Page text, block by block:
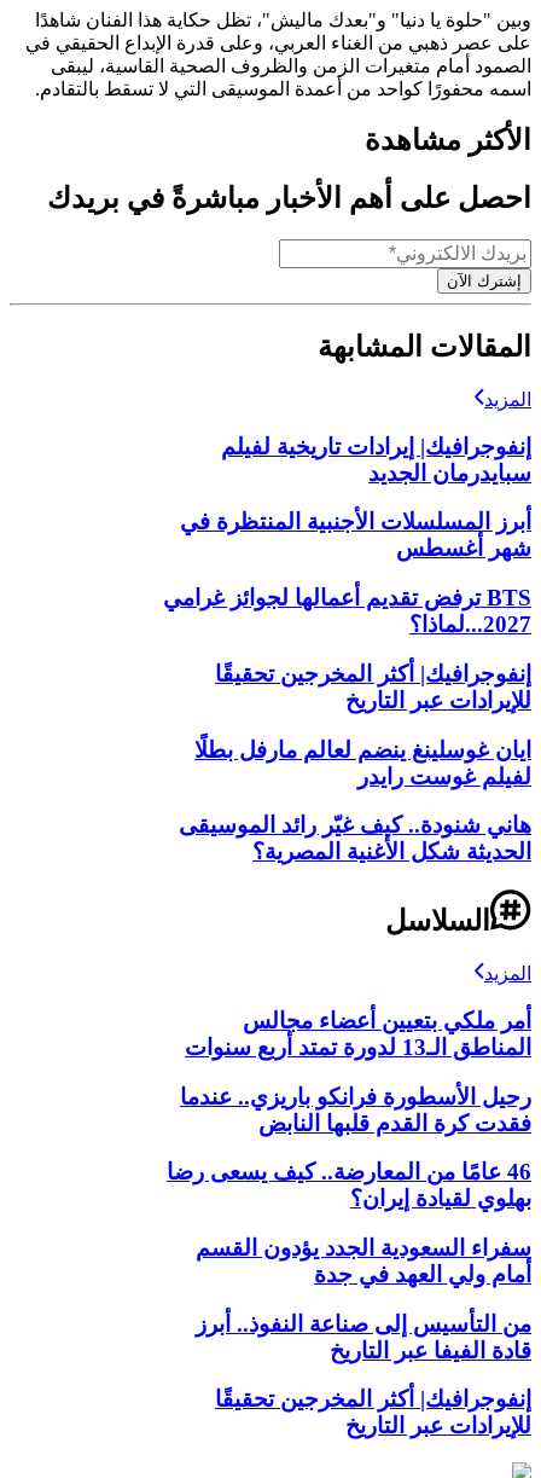
وبين "حلوة يا دنيا" و"بعدك ماليش"، تظل حكاية هذا الفنان شاهدًا
على عصر ذهبي من الغناء العربي، وعلى قدرة الإبداع الحقيقي في
الصمود أمام متغيرات الزمن والظروف الصحية القاسية، ليبقى
اسمه محفورًا كواحد من أعمدة الموسيقى التي لا تسقط بالتقادم.
الأكثر مشاهدة
احصل على أهم الأخبار مباشرةً في بريدك
إشترك الآن
المقالات المشابهة
المزيد
إنفوجرافيك| إيرادات تاريخية لفيلم
سبايدرمان الجديد
أبرز المسلسلات الأجنبية المنتظرة في
شهر أغسطس
BTS ترفض تقديم أعمالها لجوائز غرامي
2027...لماذا؟
إنفوجرافيك| أكثر المخرجين تحقيقًا
للإيرادات عبر التاريخ
ايان غوسلينغ ينضم لعالم مارفل بطلًا
لفيلم غوست رايدر
هاني شنودة.. كيف غيّر رائد الموسيقى
الحديثة شكل الأغنية المصرية؟
السلاسل
المزيد
أمر ملكي بتعيين أعضاء مجالس
المناطق الـ13 لدورة تمتد أربع سنوات
رحيل الأسطورة فرانكو باريزي.. عندما
فقدت كرة القدم قلبها النابض
46 عامًا من المعارضة.. كيف يسعى رضا
بهلوي لقيادة إيران؟
سفراء السعودية الجدد يؤدون القسم
أمام ولي العهد في جدة
من التأسيس إلى صناعة النفوذ.. أبرز
قادة الفيفا عبر التاريخ
إنفوجرافيك| أكثر المخرجين تحقيقًا
للإيرادات عبر التاريخ